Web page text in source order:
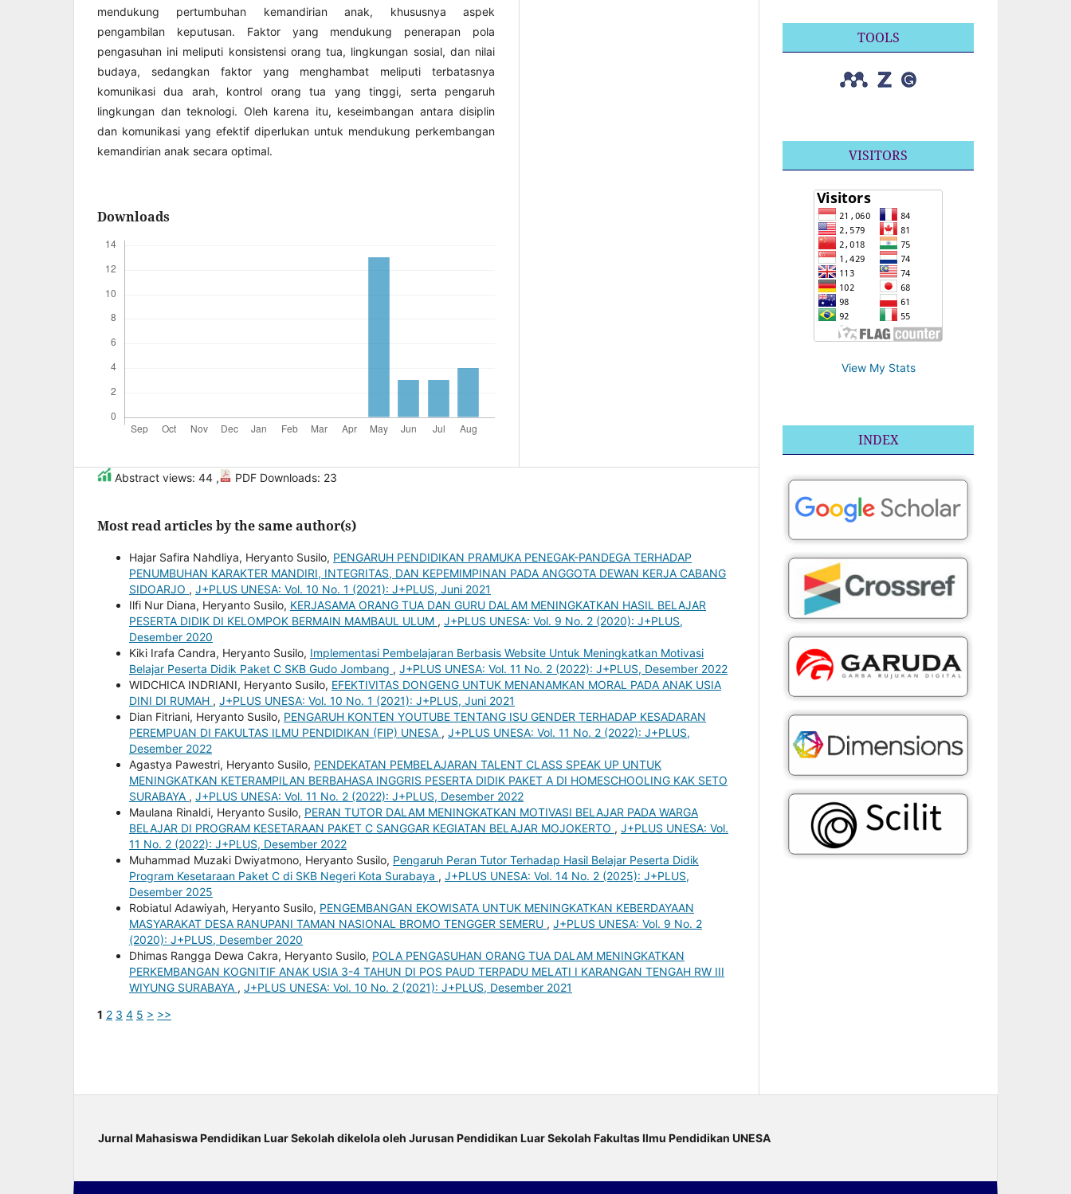
mendukung pertumbuhan kemandirian anak, khususnya aspek
pengambilan keputusan. Faktor yang mendukung penerapan pola
pengasuhan ini meliputi konsistensi orang tua, lingkungan sosial, dan nilai
budaya, sedangkan faktor yang menghambat meliputi terbatasnya
komunikasi dua arah, kontrol orang tua yang tinggi, serta pengaruh
lingkungan dan teknologi. Oleh karena itu, keseimbangan antara disiplin
dan komunikasi yang efektif diperlukan untuk mendukung perkembangan
kemandirian anak secara optimal.
Downloads
Abstract views: 44 , PDF Downloads: 23
Most read articles by the same author(s)
Hajar Safira Nahdliya, Heryanto Susilo, PENGARUH PENDIDIKAN PRAMUKA PENEGAK-PANDEGA TERHADAP
PENUMBUHAN KARAKTER MANDIRI, INTEGRITAS, DAN KEPEMIMPINAN PADA ANGGOTA DEWAN KERJA CABANG
SIDOARJO , J+PLUS UNESA: Vol. 10 No. 1 (2021): J+PLUS, Juni 2021
Ilfi Nur Diana, Heryanto Susilo, KERJASAMA ORANG TUA DAN GURU DALAM MENINGKATKAN HASIL BELAJAR
PESERTA DIDIK DI KELOMPOK BERMAIN MAMBAUL ULUM , J+PLUS UNESA: Vol. 9 No. 2 (2020): J+PLUS,
Desember 2020
Kiki Irafa Candra, Heryanto Susilo, Implementasi Pembelajaran Berbasis Website Untuk Meningkatkan Motivasi
Belajar Peserta Didik Paket C SKB Gudo Jombang , J+PLUS UNESA: Vol. 11 No. 2 (2022): J+PLUS, Desember 2022
WIDCHICA INDRIANI, Heryanto Susilo, EFEKTIVITAS DONGENG UNTUK MENANAMKAN MORAL PADA ANAK USIA
DINI DI RUMAH , J+PLUS UNESA: Vol. 10 No. 1 (2021): J+PLUS, Juni 2021
Dian Fitriani, Heryanto Susilo, PENGARUH KONTEN YOUTUBE TENTANG ISU GENDER TERHADAP KESADARAN
PEREMPUAN DI FAKULTAS ILMU PENDIDIKAN (FIP) UNESA , J+PLUS UNESA: Vol. 11 No. 2 (2022): J+PLUS,
Desember 2022
Agastya Pawestri, Heryanto Susilo, PENDEKATAN PEMBELAJARAN TALENT CLASS SPEAK UP UNTUK
MENINGKATKAN KETERAMPILAN BERBAHASA INGGRIS PESERTA DIDIK PAKET A DI HOMESCHOOLING KAK SETO
SURABAYA , J+PLUS UNESA: Vol. 11 No. 2 (2022): J+PLUS, Desember 2022
Maulana Rinaldi, Heryanto Susilo, PERAN TUTOR DALAM MENINGKATKAN MOTIVASI BELAJAR PADA WARGA
BELAJAR DI PROGRAM KESETARAAN PAKET C SANGGAR KEGIATAN BELAJAR MOJOKERTO , J+PLUS UNESA: Vol.
11 No. 2 (2022): J+PLUS, Desember 2022
Muhammad Muzaki Dwiyatmono, Heryanto Susilo, Pengaruh Peran Tutor Terhadap Hasil Belajar Peserta Didik
Program Kesetaraan Paket C di SKB Negeri Kota Surabaya , J+PLUS UNESA: Vol. 14 No. 2 (2025): J+PLUS,
Desember 2025
Robiatul Adawiyah, Heryanto Susilo, PENGEMBANGAN EKOWISATA UNTUK MENINGKATKAN KEBERDAYAAN
MASYARAKAT DESA RANUPANI TAMAN NASIONAL BROMO TENGGER SEMERU , J+PLUS UNESA: Vol. 9 No. 2
(2020): J+PLUS, Desember 2020
Dhimas Rangga Dewa Cakra, Heryanto Susilo, POLA PENGASUHAN ORANG TUA DALAM MENINGKATKAN
PERKEMBANGAN KOGNITIF ANAK USIA 3-4 TAHUN DI POS PAUD TERPADU MELATI I KARANGAN TENGAH RW III
WIYUNG SURABAYA , J+PLUS UNESA: Vol. 10 No. 2 (2021): J+PLUS, Desember 2021
1 2 3 4 5 > >>
TOOLS
VISITORS
View My Stats
INDEX
Jurnal Mahasiswa Pendidikan Luar Sekolah dikelola oleh Jurusan Pendidikan Luar Sekolah Fakultas Ilmu Pendidikan UNESA